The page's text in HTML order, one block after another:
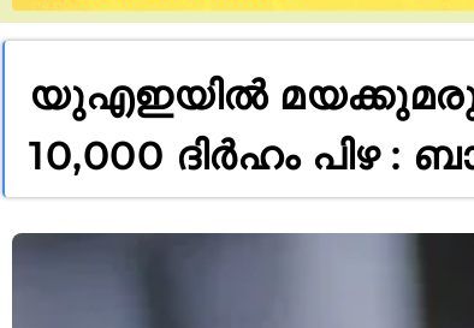
യുഎഇയിൽ
10,000 ദിർഹം പിഴ :